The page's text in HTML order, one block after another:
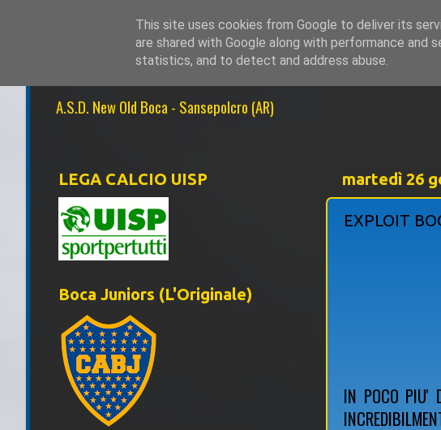
NEW OLD BOCA 1999
A.S.D. New Old Boca - Sansepolcro (AR)
martedì 26
EXPLOIT
IN POCO PIU'
LEGA CALCIO UISP
Boca Juniors (L'Originale)
This site uses cookies from Google to deliver its
are shared with Google along with performance
statistics, and to detect and address abuse.